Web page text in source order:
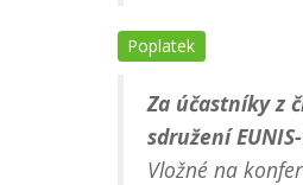
Poplatek
Za účastníky z
sdružení
Vložné na